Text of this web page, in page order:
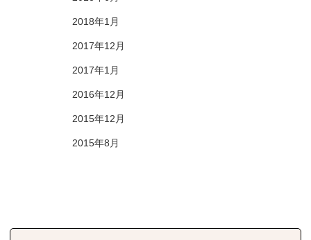
2018年1月
2017年12月
2017年1月
2016年12月
2015年12月
2015年8月